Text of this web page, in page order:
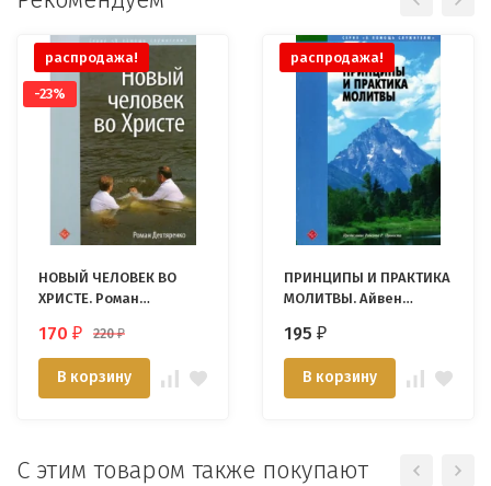
распродажа!
-23%
НОВЫЙ ЧЕЛОВЕК ВО
ХРИСТЕ. Роман
170 ₽ 220₽
В корзину
распродажа!
ПРИНЦИПЫ И ПРАКТИКА
МОЛИТВЫ. Айвен
195 ₽
В корзину
С этим товаром также покупают